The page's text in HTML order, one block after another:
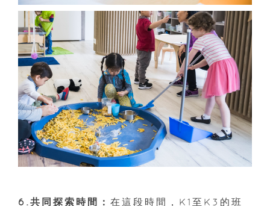
6.共同探索時間： 在這段時間，K1至K3的班